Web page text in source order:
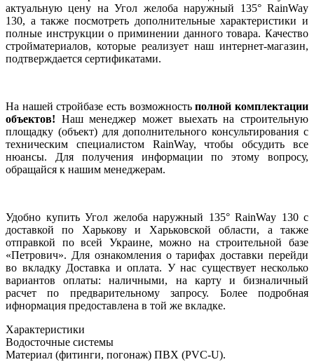
актуальную цену на Угол желоба наружный 135° RainWay
130, а также посмотреть дополнительные характеристики и
полные инструкции о приминении данного товара. Качество
стройматериалов, которые реализует наш интернет-магазин,
подтверждается сертификатами.
На нашей стройбазе есть возможностьполной комплектации
объектов! Наш менеджер может выехать на строительную
площадку (объект) для дополнительного консультирования с
техническим специалистом RainWay, чтобы обсудить все
нюансы. Для получения информации по этому вопросу,
обращайся к нашим менеджерам.
Удобно купить Угол желоба наружный 135° RainWay 130 с
доставкой по Харькову и Харьковской области, а также
отправкой по всей Украине, можно на строительной базе
«Петрович». Для ознакомления о тарифах доставки перейди
во вкладку Доставка и оплата. У нас существует несколько
вариантов оплаты: наличными, на карту и бизналичный
расчет по предварительному запросу. Более подробная
ифнормация предоставлена в той же вкладке.
Характеристики
Водосточные системы
Материал (фитинги, погонаж) ПВХ (PVC-U).